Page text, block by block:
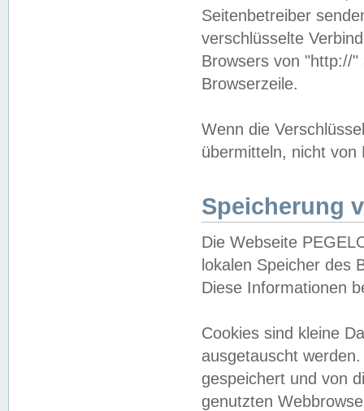
Seitenbetreiber
verschlüsselte
Browsers von "http://
Browserzeile.
Wenn die
übermitteln, nicht von
Speicherung
Die Webseite
lokalen Speicher des
Diese Informationen
Cookies sind kleine
ausgetauscht
gespeichert und von
genutzten